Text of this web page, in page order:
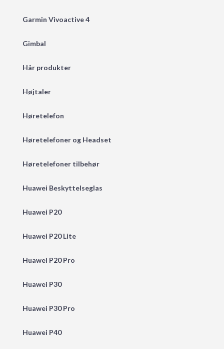
Garmin Vivoactive 4
Gimbal
Hår produkter
Højtaler
Høretelefon
Høretelefoner og Headset
Høretelefoner tilbehør
Huawei Beskyttelseglas
Huawei P20
Huawei P20 Lite
Huawei P20 Pro
Huawei P30
Huawei P30 Pro
Huawei P40